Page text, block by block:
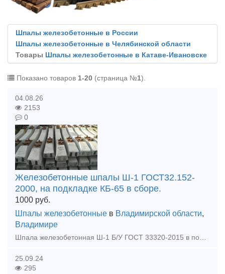
Шпалы железобетонные в России
Шпалы железобетонные в Челябинской области
Товары Шпалы железобетонные в Катаве-Ивановске
Показано товаров 1-20 (страница №1).
04.08.26
2153
0
Железобетонные шпалы Ш-1 ГОСТ32.152-
2000, на подкладке КБ-65 в сборе.
1000 руб.
Шпалы железобетонные в Владимирской области,
Владимире
Шпала железобетонная Ш-1 Б/У ГОСТ 33320-2015 в полной комплектации: 1) подкладка КБ-65, КБ50 б/у, 2) болт закладной в сборе новый, 3) болт клеммный в сборе б/у, 4) прокладка ЦП-328 новая, 5)
25.09.24
295